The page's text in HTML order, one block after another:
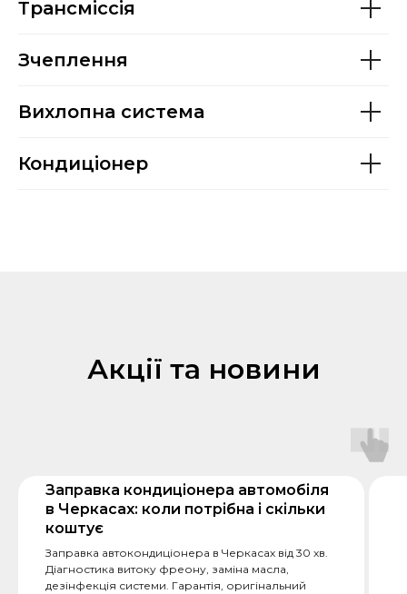
Трансміссія
Зчеплення
Вихлопна система
Кондиціонер
Акції та новини
Заправка кондиціонера автомобіля
в Черкасах: коли потрібна і скільки
коштує
Заправка автокондиціонера в Черкасах від 30 хв.
Діагностика витоку фреону, заміна масла,
дезінфекція системи. Гарантія, оригінальний